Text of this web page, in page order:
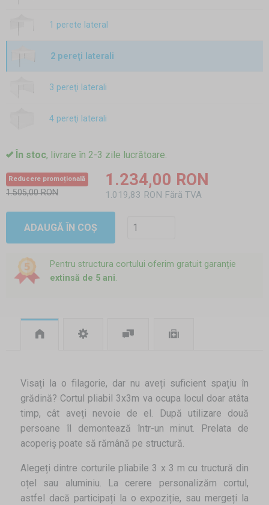
1 perete lateral
2 pereţi laterali
3 pereţi laterali
4 pereţi laterali
În stoc, livrare în 2-3 zile lucrătoare.
Reducere promoțională
1.505,00 RON
1.234,00 RON
1.019,83 RON Fără TVA
ADAUGĂ ÎN COȘ
Pentru structura cortului oferim gratuit garanție
extinsă de 5 ani.
Visați la o filagorie, dar nu aveți suficient spațiu în
grădină? Cortul pliabil 3x3m va ocupa locul doar atâta
timp, cât aveți nevoie de el. După utilizare două
persoane îl demontează într-un minut. Prelata de
acoperiș poate să rămână pe structură.
Alegeți dintre corturile pliabile 3 x 3 m cu tructură din
oțel sau aluminiu. La cerere personalizăm cortul,
astfel dacă participați la o expoziție, sau mergeți la